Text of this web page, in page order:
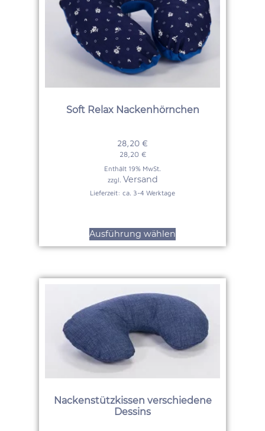
Soft Relax Nackenhörnchen
28,20 €
28,20 €
Enthält 19% MwSt.
zzgl. Versand
Lieferzeit: ca. 3-4 Werktage
Ausführung wählen
Nackenstützkissen verschiedene
Dessins